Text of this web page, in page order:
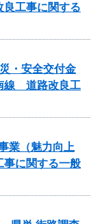
工事に関する
・安全交付金
線 道路改良工
業（魅力向上
に関する一般